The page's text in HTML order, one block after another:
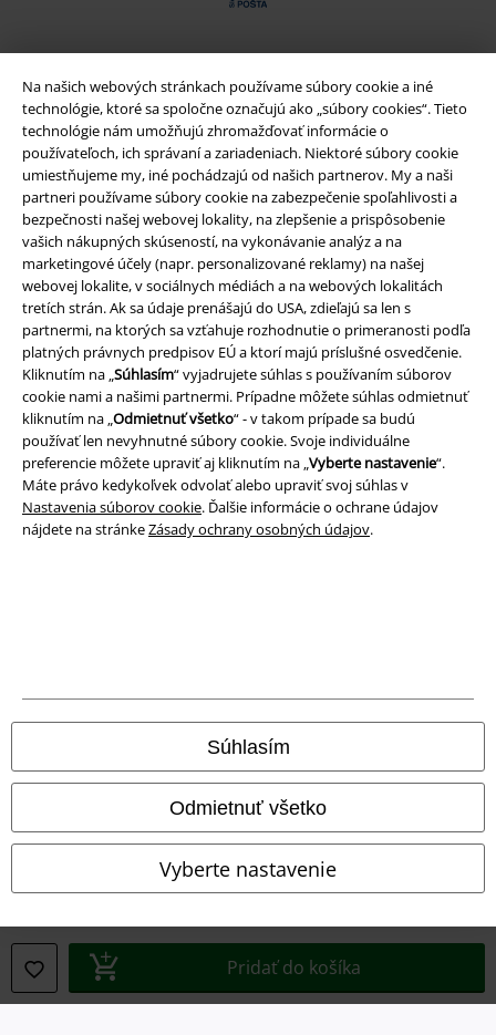
Na našich webových stránkach používame súbory cookie a iné
technológie, ktoré sa spoločne označujú ako „súbory cookies“. Tieto
technológie nám umožňujú zhromažďovať informácie o
používateľoch, ich správaní a zariadeniach. Niektoré súbory cookie
umiestňujeme my, iné pochádzajú od našich partnerov. My a naši
partneri používame súbory cookie na zabezpečenie spoľahlivosti a
bezpečnosti našej webovej lokality, na zlepšenie a prispôsobenie
vašich nákupných skúseností, na vykonávanie analýz a na
marketingové účely (napr. personalizované reklamy) na našej
webovej lokalite, v sociálnych médiách a na webových lokalitách
tretích strán. Ak sa údaje prenášajú do USA, zdieľajú sa len s
partnermi, na ktorých sa vzťahuje rozhodnutie o primeranosti podľa
platných právnych predpisov EÚ a ktorí majú príslušné osvedčenie.
Kliknutím na „Súhlasím“ vyjadrujete súhlas s používaním súborov
cookie nami a našimi partnermi. Prípadne môžete súhlas odmietnuť
kliknutím na „Odmietnuť všetko“ - v takom prípade sa budú
používať len nevyhnutné súbory cookie. Svoje individuálne
preferencie môžete upraviť aj kliknutím na „Vyberte nastavenie“.
Máte právo kedykoľvek odvolať alebo upraviť svoj súhlas v
Nastavenia súborov cookie. Ďalšie informácie o ochrane údajov
nájdete na stránkeZásady ochrany osobných údajov.
Súhlasím
Odmietnuť všetko
Vyberte nastavenie
Pridať do košíka
Nová aplikácia EMP
Stiahnite si novú EMP aplikáciu zdarma a využite všetky nové
funkcie a výhody!
A Warner Music Group Company
Likvidácia odpadu a ochrana životného prostredia
Vyhlásenie o zhode
Informácie o prístupnosti
Odstúpenie od zmluvy